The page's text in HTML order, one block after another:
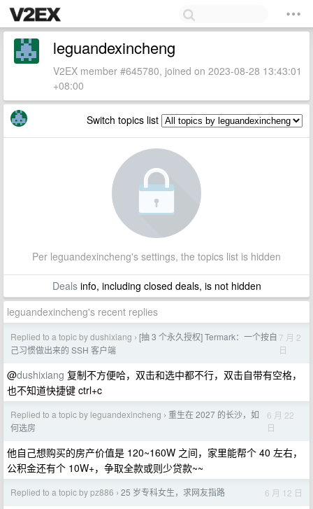
leguandexincheng
V2EX member #645780, joined on 2023-08-28 13:43:01
+08:00
Switch topics list
Per leguandexincheng's settings, the topics list is hidden
Dealsinfo, including closed deals, is not hidden
leguandexincheng's recent replies
Replied to a topic by dushixiang › [抽 3 个永久授权] Termark：一个按自
己习惯做出来的 SSH 客户端
7 月 2
日
@dushixiang 复制不方便哈，双击和选中都不行，双击自带有空格，
也不知道快捷键 ctrl+c
Replied to a topic by leguandexincheng › 重生在 2027 的长沙，如
何选房
6 月 22
日
他自己想购买的房产价值是 120~160W 之间，家里能帮个 40 左右，
公积金还有个 10W+，争取全款或则少贷款~~
Replied to a topic by pz886 › 25 岁专科女生，求网友指路 6 月 12 日